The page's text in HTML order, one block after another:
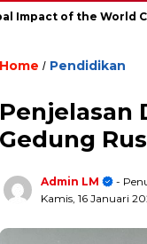
of the World Cup
Home / Pendidikan
Penjelasan
Gedung
Admin LM
-
Kamis, 16 Januari